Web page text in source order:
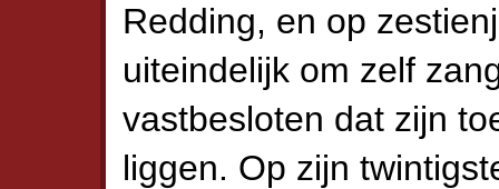
Redding, en op
uiteindelijk om zelf
vastbesloten dat zijn
liggen. Op zijn